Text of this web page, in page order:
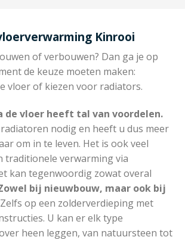
Kinrooi
of verbouwen? Dan ga je op
de keuze moeten maken:
vloer of kiezen voor radiators.
de vloer heeft tal van voordelen.
nodig en heeft u dus meer
om in te leven. Het is ook veel
traditionele verwarming via
kan tegenwoordig zowat overal
bij nieuwbouw, maar ook bij
op een zolderverdieping met
U kan er elk type
heen leggen, van natuursteen tot